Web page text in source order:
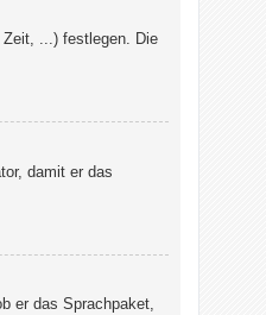
Zeit, ...) festlegen. Die
damit er das
er das Sprachpaket,